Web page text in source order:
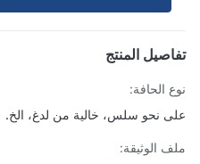
المنتج
الحافة:
نحو سلس، خالية من لدغ، الخ.
الوثيقة: